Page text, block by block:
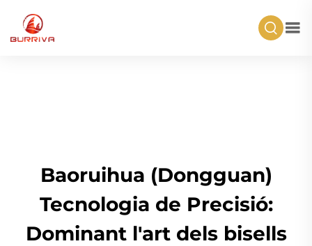
Baoruihua (Dongguan)
Tecnologia de Precisió:
Dominant l'art dels bisells